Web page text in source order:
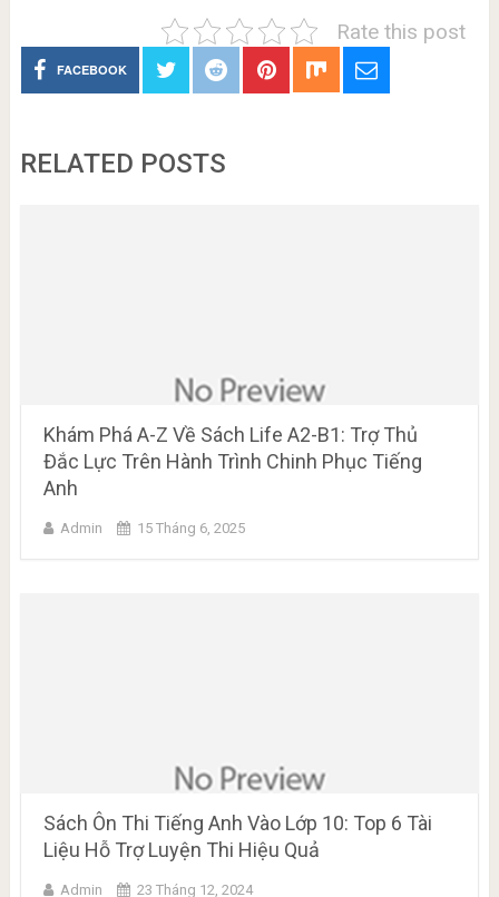
Rate this post
FACEBOOK
RELATED POSTS
Khám Phá A-Z Về Sách Life A2-B1: Trợ Thủ
Đắc Lực Trên Hành Trình Chinh Phục Tiếng
Anh
Admin 15 Tháng 6, 2025
Sách Ôn Thi Tiếng Anh Vào Lớp 10: Top 6 Tài
Liệu Hỗ Trợ Luyện Thi Hiệu Quả
Admin 23 Tháng 12, 2024